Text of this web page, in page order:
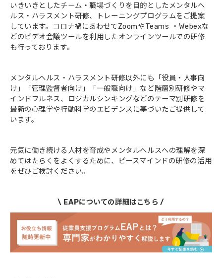
いきいきとしたチーム・職場づくりを目的としたメンタルヘ
ルス・ハラスメント研修、トレーニングプログラムをご提案
しています。コロナ禍にあわせてZoomやTeams ・Webexな
どのビデオ会議ツールを利用したオンラインツールでの研修
も行っております。
メンタルヘルス・ハラスメント研修以外にも「役員・人事向
け」「管理監督者向け」「一般職向け」など階層別研修やマ
インドフルネス、ロジカルシンキングなどのテーマ別研修を
最新の心理学や行動科学のエビデンスに基づいたご提供して
います。
元気に働き続ける人材を育成やメンタルヘルスへの理解を深
めてはたらくをよくするために、ピースマインドの研修の活用
をぜひご検討ください。
\ EAPについての詳細はこちら /